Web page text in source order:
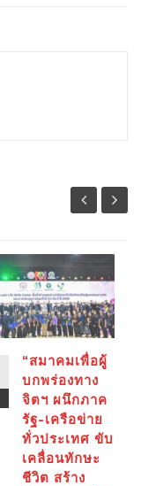
“สมาคมเพื่อผู้
บกพร่องทาง
จิตฯ ผนึกภาค
รัฐ-เครือข่าย
ทั่วประเทศ ขับ
เคลื่อนทักษะ
ชีวิต สร้าง